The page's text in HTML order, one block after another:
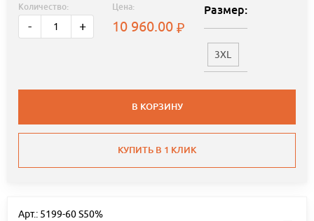
Количество:
- +
Цена:
10 960.00
Размер:
3XL
В КОРЗИНУ
КУПИТЬ В 1 КЛИК
Арт.: 5199-60 S50%